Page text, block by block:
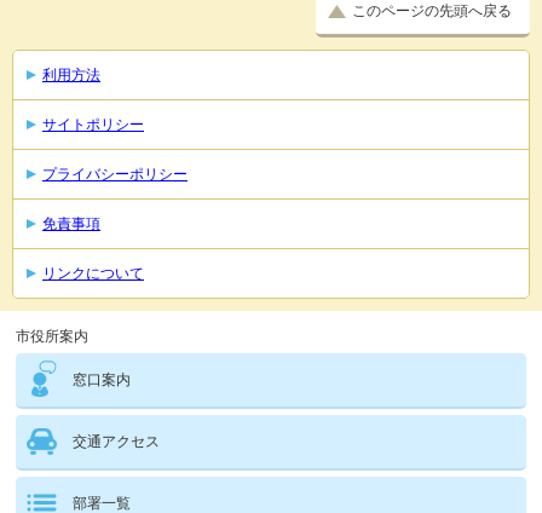
このページの先頭へ戻る
利用方法
サイトポリシー
プライバシーポリシー
免責事項
リンクについて
市役所案内
窓口案内
交通アクセス
部署一覧